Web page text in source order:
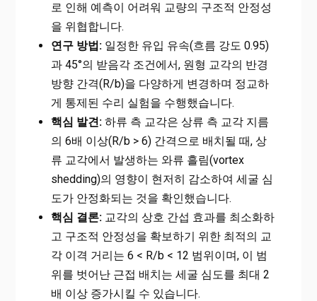
로 인해 예측이 어려워 교량의 구조적 안정성
을 위협합니다.
연구 방법:일정한 유입 유속(흐름 강도 0.95)
과 45°의 받음각 조건에서, 원형 교각의 반경
방향 간격(R/b)을 다양하게 변경하며 정교하
게 통제된 수리 실험을 수행했습니다.
핵심 발견:하류 측 교각은 상류 측 교각 지름
의 6배 이상(R/b > 6) 간격으로 배치될 때, 상
류 교각에서 발생하는 와류 흘림(vortex
shedding)의 영향이 현저히 감소하여 세굴 심
도가 안정화되는 것을 확인했습니다.
핵심 결론:교각의 상호 간섭 효과를 최소화하
고 구조적 안정성을 확보하기 위한 최적의 교
각 이격 거리는 6 < R/b < 12 범위이며, 이 범
위를 벗어난 근접 배치는 세굴 심도를 최대 2
배 이상 증가시킬 수 있습니다.